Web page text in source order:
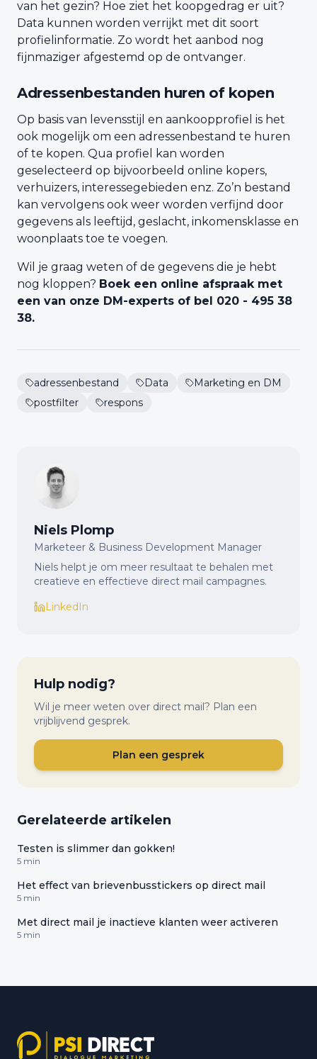
van het gezin? Hoe ziet het koopgedrag er uit?
Data kunnen worden verrijkt met dit soort
profielinformatie. Zo wordt het aanbod nog
fijnmaziger afgestemd op de ontvanger.
Adressenbestanden huren of kopen
Op basis van levensstijl en aankoopprofiel is het
ook mogelijk om een adressenbestand te huren
of te kopen. Qua profiel kan worden
geselecteerd op bijvoorbeeld online kopers,
verhuizers, interessegebieden enz. Zo’n bestand
kan vervolgens ook weer worden verfijnd door
gegevens als leeftijd, geslacht, inkomensklasse en
woonplaats toe te voegen.
Wil je graag weten of de gegevens die je hebt
nog kloppen? Boek een online afspraak met
een van onze DM-experts of bel 020 - 495 38
38.
adressenbestand Data
Marketing en DM
postfilter
respons
Niels Plomp
Marketeer & Business Development Manager
Niels helpt je om meer resultaat te behalen met
creatieve en effectieve direct mail campagnes.
LinkedIn
Hulp nodig?
Wil je meer weten over direct mail? Plan een
vrijblijvend gesprek.
Plan een gesprek
Gerelateerde artikelen
Testen is slimmer dan gokken!
5 min
Het effect van brievenbusstickers op direct mail
5 min
Met direct mail je inactieve klanten weer activeren
5 min